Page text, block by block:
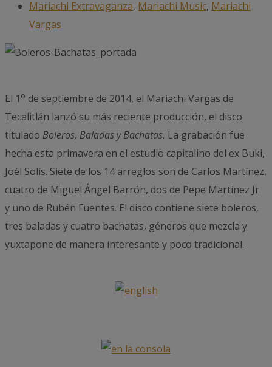
Mariachi Extravaganza, Mariachi Music, Mariachi
Vargas
El 1 o de septiembre de 2014, el Mariachi Vargas de
Tecalitlán lanzó su más reciente producción, el disco
titulado Boleros, Baladas y Bachatas. La grabación fue
hecha esta primavera en el estudio capitalino del ex Buki,
Joél Solís. Siete de los 14 arreglos son de Carlos Martínez,
cuatro de Miguel Ángel Barrón, dos de Pepe Martínez Jr.
y uno de Rubén Fuentes. El disco contiene siete boleros,
tres baladas y cuatro bachatas, géneros que mezcla y
yuxtapone de manera interesante y poco tradicional.